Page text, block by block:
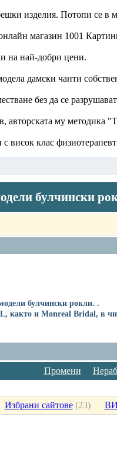
изделия. Потопи се в
магазин 1001
на най-добри цени.
дамски чанти
без да се
авторската му методика
висок клас
булчински
булчински рокли. .
както и Monreal Bridal, в
Промени
Избрани сайтове(23)